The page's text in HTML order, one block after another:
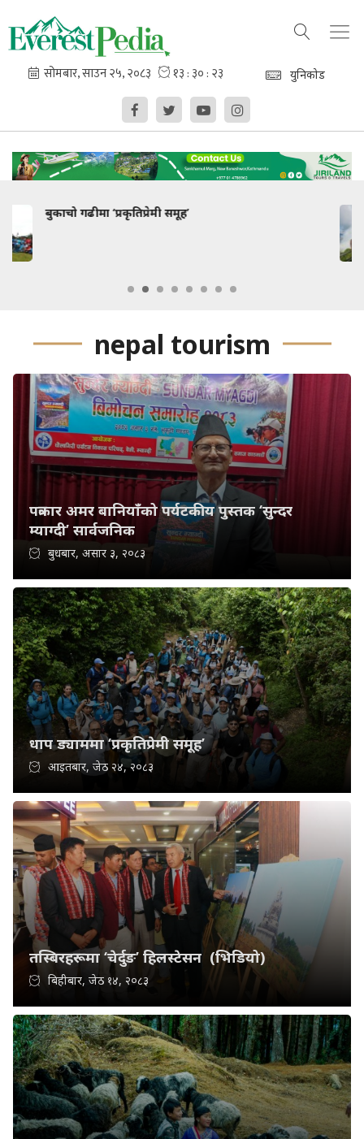
युनिकोड
नूनले स्वागत !
nepal tourism
पत्रकार अमर बानियाँको पर्यटकीय पुस्तक ‘सुन्दर
म्याग्दी’ सार्वजनिक
बुधबार, असार ३, २०८३
धाप ड्याममा ‘प्रकृतिप्रेमी समूह’
आइतबार, जेठ २४, २०८३
तस्बिरहरूमा ‘चेर्दुङ’ हिलस्टेसन (भिडियो)
बिहीबार, जेठ १४, २०८३